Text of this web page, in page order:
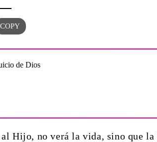
Hijo, no verá la vida, sino que la